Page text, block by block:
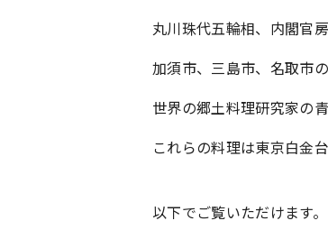
丸川珠代五輪相、内閣官
加須市、三島市、名取市
世界の郷土料理研究家の
これらの料理は東京白
以下でご覧いただけます。